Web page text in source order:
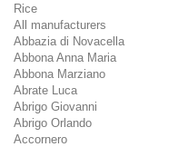
Rice
All manufacturers
Abbazia di Novacella
Abbona Anna Maria
Abbona Marziano
Abrate Luca
Abrigo Giovanni
Abrigo Orlando
Accornero